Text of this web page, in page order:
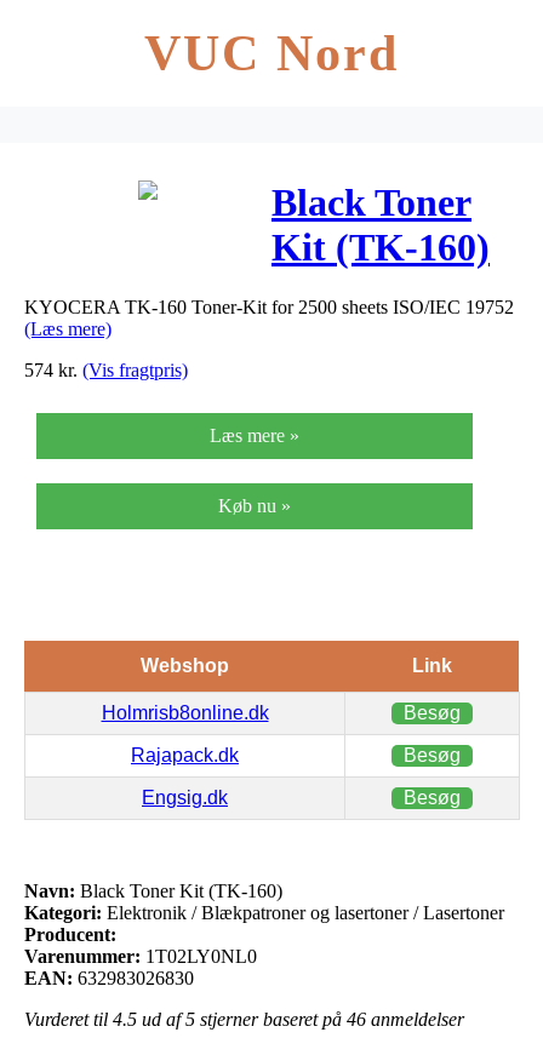
VUC Nord
Black Toner
Kit (TK-160)
KYOCERA TK-160 Toner-Kit for 2500 sheets ISO/IEC 19752
(Læs mere)
574 kr. (Vis fragtpris)
Læs mere »
Køb nu »
Webshop Link
Holmrisb8online.dk Besøg
Rajapack.dk Besøg
Engsig.dk Besøg
Navn: Black Toner Kit (TK-160)
Kategori: Elektronik / Blækpatroner og lasertoner / Lasertoner
Producent:
Varenummer: 1T02LY0NL0
EAN: 632983026830
Vurderet til 4.5 ud af 5 stjerner baseret på 46 anmeldelser